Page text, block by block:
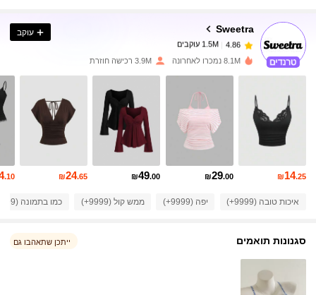
Sweetra
s***2 שילם לפני יום אחד
1.5M עוקבים
1.5M עוקבים
עוקב
8.1M נמכרו לאחרונה 3.9M רכישה חוזרת
₪14.25
₪29.00
₪49.00
₪24.65
.10
איכות טובה (9999+) יפה (9999+) ממש קול (9999+) כמו בתמונה (9999+)
סגנונות תואמים ייתכן שתאהבו גם